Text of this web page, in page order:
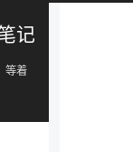
记
等着